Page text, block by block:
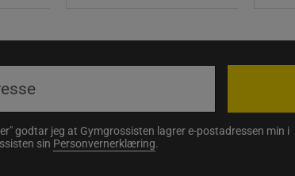
godtar jeg at Gymgrossisten lagrer e-postadressen min i
sin Personvernerklæring.